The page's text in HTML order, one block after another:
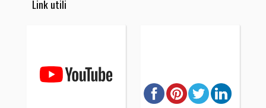
Link utili